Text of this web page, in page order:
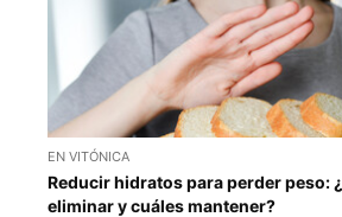
EN VITÓNICA
Reducir hidratos para perder peso:
eliminar y cuáles mantener?